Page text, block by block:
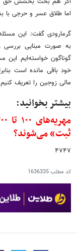
اما طلاق عسر و حرجی با
گرمارودی گفت: این
به صورت مبنایی
گوناگون خواسته‌ایم
خود باقی مانده است
مالی زوجین را تعریف
بیشتر بخوانید:
ثبت» می‌شوند؟
۴۷۴۷
کد مطلب1636335